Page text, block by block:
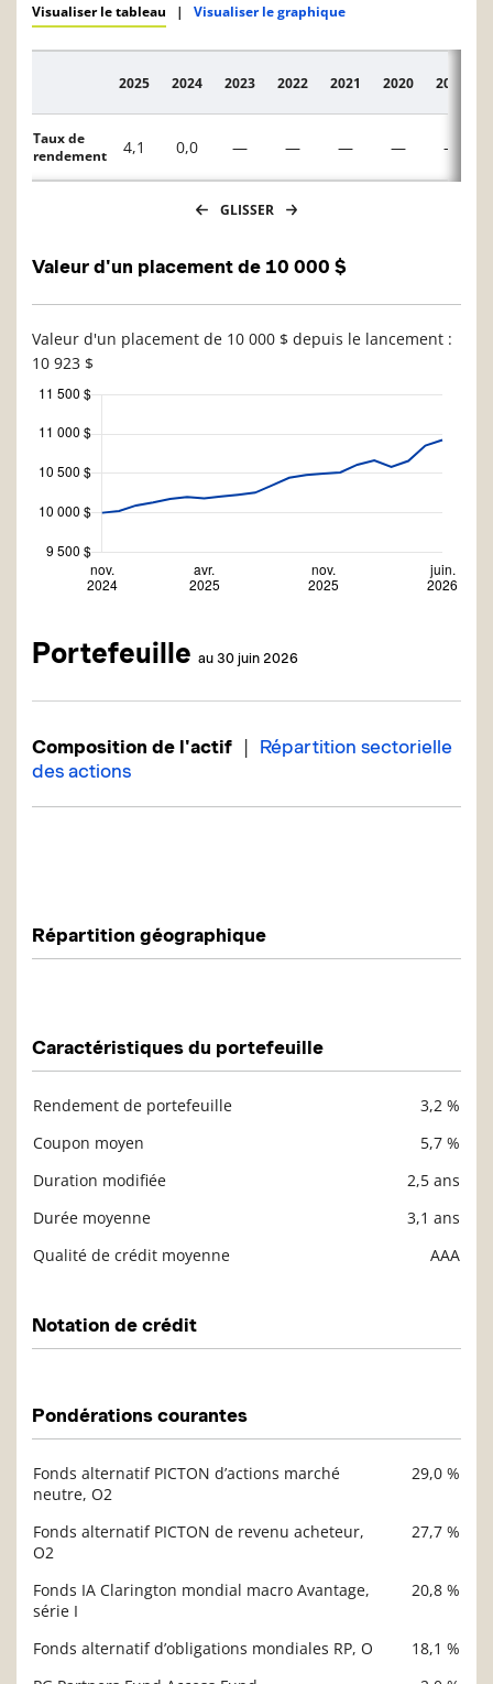
Visualiser le tableau | Visualiser le graphique
Description
2025 2024 2023 2022 2021 2020 2019
Taux de
rendement
4,1 0,0 — — — — —
GLISSER
Valeur d'un placement de 10 000 $
Valeur d'un placement de 10 000 $ depuis le lancement :
10 923 $
Portefeuille au 30 juin 2026
Composition de l'actif | Répartition sectorielle
des actions
Description
Valeur liquidative
Répartition géographique
Description
Caractéristiques du portefeuille
Rendement de portefeuille
3,2 %
Coupon moyen
5,7 %
Duration modifiée
2,5 ans
Durée moyenne
3,1 ans
Qualité de crédit moyenne
AAA
Notation de crédit
Description
Pondérations courantes
Description
Fonds alternatif PICTON d’actions marché
neutre, O2
29,0 %
Fonds alternatif PICTON de revenu acheteur,
O2
27,7 %
Fonds IA Clarington mondial macro Avantage,
série I
20,8 %
Fonds alternatif d’obligations mondiales RP, O
18,1 %